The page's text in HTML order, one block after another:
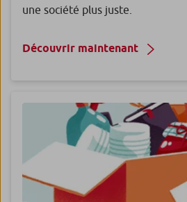
une société plus juste.
Découvrir maintenant